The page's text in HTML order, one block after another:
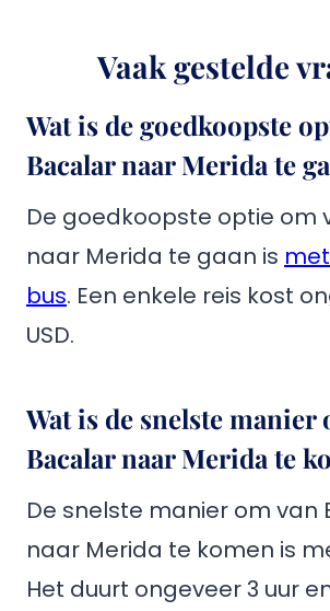
Vaak gestelde
Wat is de goedkoopste
Bacalar naar Merida te
De goedkoopste optie om
naar Merida te gaan is
bus. Een enkele reis kost
USD.
Wat is de snelste manier
Bacalar naar Merida te
De snelste manier om van
naar Merida te komen is
Het duurt ongeveer 3 uur